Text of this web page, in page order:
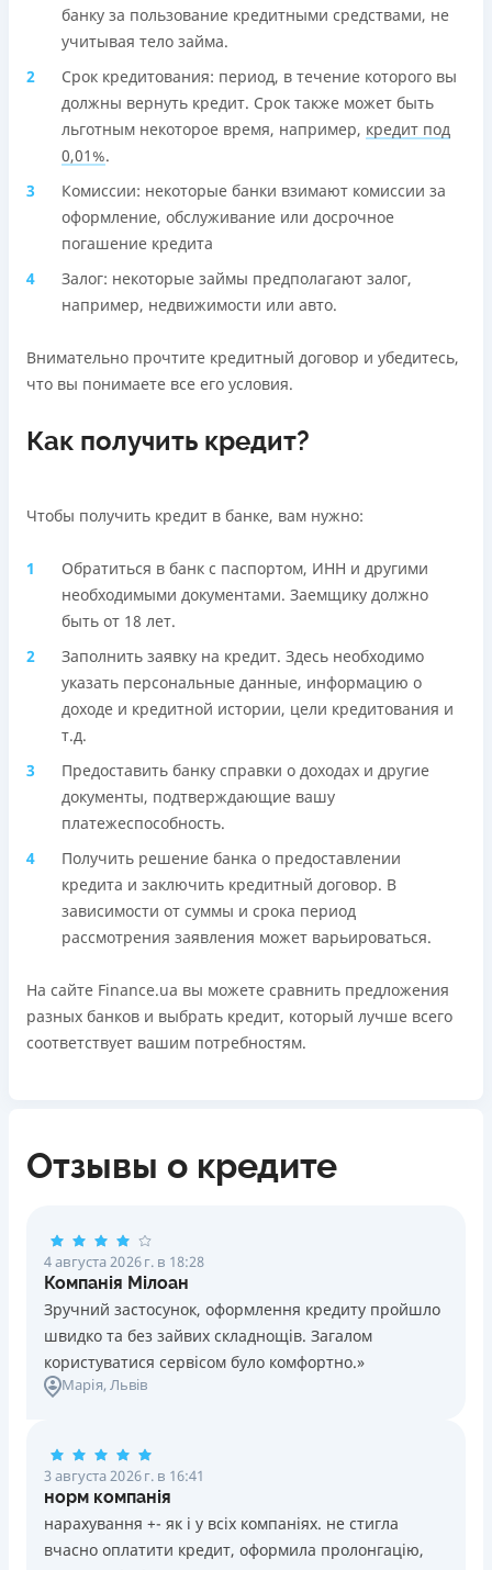
банку за пользование кредитными средствами, не
учитывая тело займа.
Срок кредитования: период, в течение которого вы
должны вернуть кредит. Срок также может быть
льготным некоторое время, например, кредит под
0,01%.
Комиссии: некоторые банки взимают комиссии за
оформление, обслуживание или досрочное
погашение кредита
Залог: некоторые займы предполагают залог,
например, недвижимости или авто.
Внимательно прочтите кредитный договор и убедитесь,
что вы понимаете все его условия.
Как получить кредит?
Чтобы получить кредит в банке, вам нужно:
Обратиться в банк с паспортом, ИНН и другими
необходимыми документами. Заемщику должно
быть от 18 лет.
Заполнить заявку на кредит. Здесь необходимо
указать персональные данные, информацию о
доходе и кредитной истории, цели кредитования и
т.д.
Предоставить банку справки о доходах и другие
документы, подтверждающие вашу
платежеспособность.
Получить решение банка о предоставлении
кредита и заключить кредитный договор. В
зависимости от суммы и срока период
рассмотрения заявления может варьироваться.
На сайте Finance.ua вы можете сравнить предложения
разных банков и выбрать кредит, который лучше всего
соответствует вашим потребностям.
Отзывы о кредите
4 августа 2026 г. в 18:28
Компанія Мілоан
Зручний застосунок, оформлення кредиту пройшло
швидко та без зайвих складнощів. Загалом
користуватися сервісом було комфортно.»
Марія, Львів
3 августа 2026 г. в 16:41
норм компанія
нарахування +- як і у всіх компаніях. не стигла
вчасно оплатити кредит, оформила пролонгацію,